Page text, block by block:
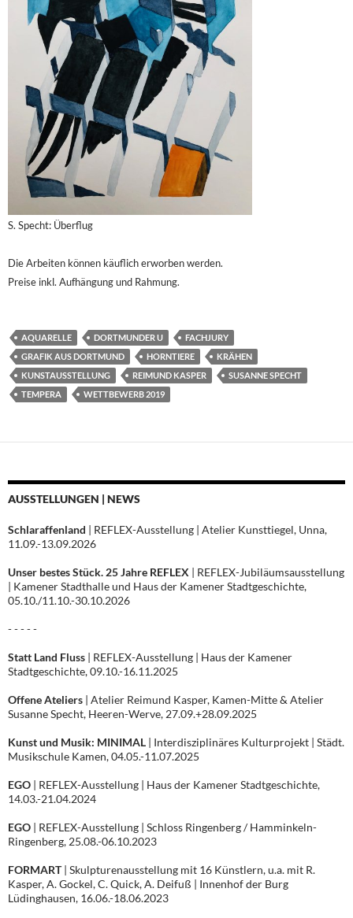
S. Specht: Überflug
Die Arbeiten können käuflich erworben werden.
Preise inkl. Aufhängung und Rahmung.
AQUARELLE DORTMUNDER U
FACHJURY
GRAFIK AUS DORTMUND
HORNTIERE
KRÄHEN
KUNSTAUSSTELLUNG
REIMUND KASPER
SUSANNE SPECHT
TEMPERA
WETTBEWERB 2019
AUSSTELLUNGEN | NEWS
Schlaraffenland | REFLEX-Ausstellung | Atelier Kunsttiegel, Unna,
11.09.-13.09.2026
Unser bestes Stück. 25 Jahre REFLEX | REFLEX-Jubiläumsausstellung
| Kamener Stadthalle und Haus der Kamener Stadtgeschichte,
05.10./11.10.-30.10.2026
- - - - -
Statt Land Fluss | REFLEX-Ausstellung | Haus der Kamener
Stadtgeschichte, 09.10.-16.11.2025
Offene Ateliers | Atelier Reimund Kasper, Kamen-Mitte & Atelier
Susanne Specht, Heeren-Werve, 27.09.+28.09.2025
Kunst und Musik: MINIMAL | Interdisziplinäres Kulturprojekt | Städt.
Musikschule Kamen, 04.05.-11.07.2025
EGO | REFLEX-Ausstellung | Haus der Kamener Stadtgeschichte,
14.03.-21.04.2024
EGO | REFLEX-Ausstellung | Schloss Ringenberg / Hamminkeln-
Ringenberg, 25.08.-06.10.2023
FORMART| Skulpturenausstellung mit 16 Künstlern, u.a. mit R.
Kasper, A. Gockel, C. Quick, A. Deifuß | Innenhof der Burg
Lüdinghausen, 16.06.-18.06.2023